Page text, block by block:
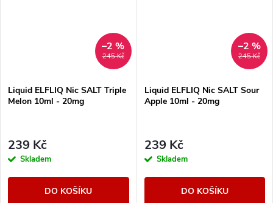
245 Kč
–2 %
Liquid ELFLIQ Nic SALT Triple
Melon 10ml - 20mg
239 Kč
Skladem
DO KOŠÍKU
245 Kč
–2 %
Liquid ELFLIQ Nic SALT Sour
Apple 10ml - 20mg
239 Kč
Skladem
DO KOŠÍKU